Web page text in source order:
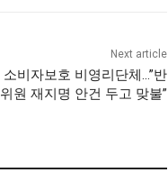
Next article
비자보호 비영리단체…”반
원 재지명 안건 두고 맞불”